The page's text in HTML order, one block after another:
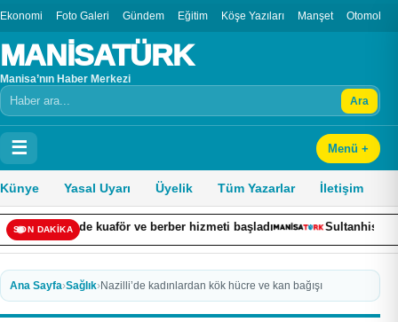
Ekonomi Foto Galeri Gündem Eğitim Köşe Yazıları Manşet Otomobil
MANİSATÜRK
Manisa’nın Haber Merkezi
Arama Ara
☰ Menü +
Künye Yasal Uyarı Üyelik Tüm Yazarlar İletişim
SON DAKİKA
kuaför ve berber hizmeti başladı Sultanhisar’da cami
Ana Sayfa›Sağlık›Nazilli’de kadınlardan kök hücre ve kan bağışı